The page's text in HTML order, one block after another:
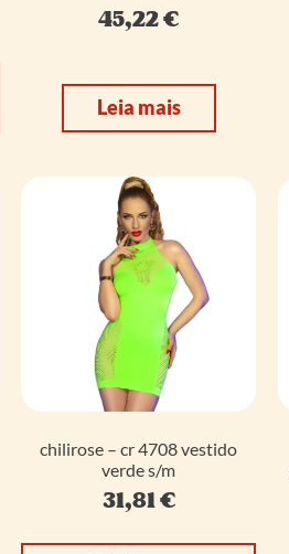
45,22€
Leia mais
chilirose – cr 4708 vestido
verde s/m
31,81€